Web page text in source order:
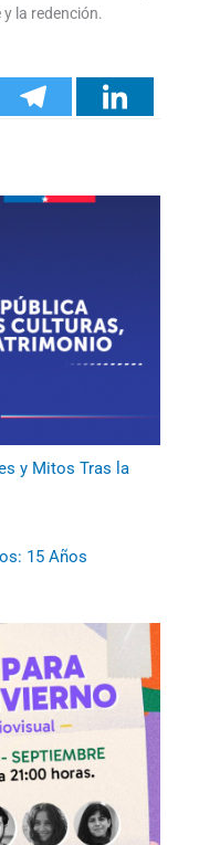
la redención.
y Mitos Tras la
15 Años